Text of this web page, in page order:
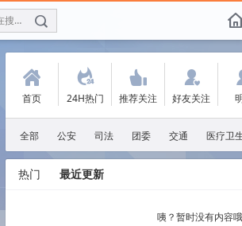
大家正在搜：#张凌赫座驾阿维塔07L上市# f
(
首页
.
24H热门
'
推荐关注
:
好友关注
全部 公安 司法 团委 交通 医疗卫
热门 最近更新
咦？暂时没有内容